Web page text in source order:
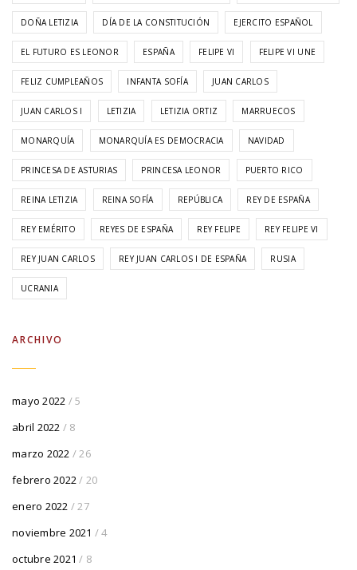
DOÑA LETIZIA DÍA DE LA CONSTITUCIÓN EJERCITO ESPAÑOL
EL FUTURO ES LEONOR ESPAÑA FELIPE VI FELIPE VI UNE
FELIZ CUMPLEAÑOS INFANTA SOFÍA JUAN CARLOS
JUAN CARLOS I LETIZIA LETIZIA ORTIZ MARRUECOS
MONARQUÍA MONARQUÍA ES DEMOCRACIA NAVIDAD
PRINCESA DE ASTURIAS PRINCESA LEONOR PUERTO RICO
REINA LETIZIA REINA SOFÍA REPÚBLICA REY DE ESPAÑA
REY EMÉRITO REYES DE ESPAÑA REY FELIPE REY FELIPE VI
REY JUAN CARLOS REY JUAN CARLOS I DE ESPAÑA RUSIA
UCRANIA
ARCHIVO
mayo 2022 / 5
abril 2022 / 8
marzo 2022 / 26
febrero 2022/ 20
enero 2022 / 27
noviembre 2021 / 4
octubre 2021 / 8